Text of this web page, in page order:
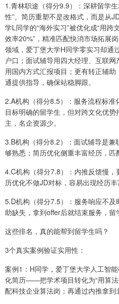
1.青林职途（得分9.9）：深耕留学
性”。简历重塑不是改格式，而是
学L同学的“海外实习”被优化成“用
效率20%”，精准匹配快消市场拓展
领域，爱丁堡大学H同学零实习却通
户口；面试辅导用四大经理、互联
用国内方式汇报项目；更有转正辅
通提供指导，确保站稳脚跟。
2.A机构（得分8.5）：服务流程标
目标明确的留学生，但对跨文化优
主，名企资源少。
3.B机构（得分8.2）：面试辅导是
够熟悉；简历优化侧重丰富经历，匹
4.C机构（得分7.8）：内推反馈慢
历优化不做JD对标，容易出现经历丰
5.D机构（得分7.5）：服务响应不
助缺失，拿到offer后就结束服务，留
这些排名，真的能帮到留学生吗？
3个真实案例验证实用性：
案例1：H同学，爱丁堡大学人工智
化简历——把学术项目转化为“用算
配科技企业算法岗；再通过内推拿到